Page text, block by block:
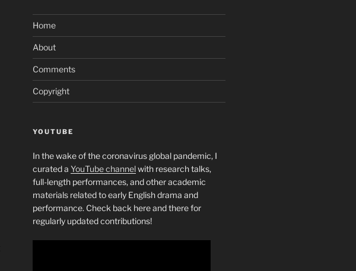
Home
About
Comments
Copyright
YOUTUBE
In the wake of the coronavirus global pandemic, I
curated a YouTube channelwith research talks,
full-length performances, and other academic
materials related to early English drama and
performance. Check back here and there for
regularly updated contributions!